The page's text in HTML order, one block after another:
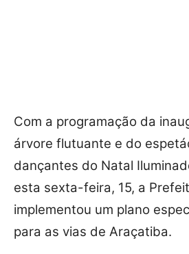
Com a programação da
árvore flutuante e do
dançantes do Natal
esta sexta-feira, 15, a
implementou um plano
para as vias de Araçatiba.